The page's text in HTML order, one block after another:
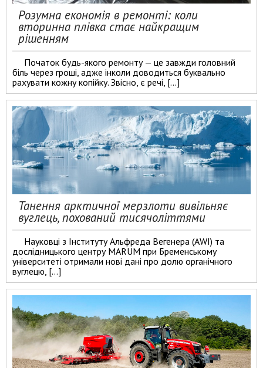
Розумна економія в ремонті: коли
вторинна плівка стає найкращим
рішенням
Початок будь-якого ремонту — це завжди головний
біль через гроші, адже інколи доводиться буквально
рахувати кожну копійку. Звісно, є речі, […]
Танення арктичної мерзлоти вивільняє
вуглець, похований тисячоліттями
Науковці з Інституту Альфреда Вегенера (AWI) та
дослідницького центру MARUM при Бременському
університеті отримали нові дані про долю органічного
вуглецю, […]